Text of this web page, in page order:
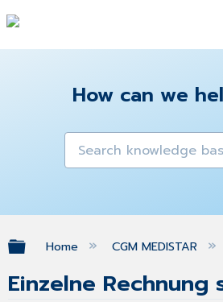
How can we
Expand/collapse
Home CGM MEDISTAR
Einzelne Rechnung